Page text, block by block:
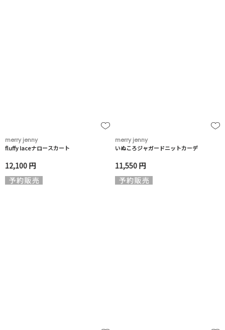
merry jenny
fluffy laceナロースカート
12,100 円
merry jenny
いぬころジャガードニットカーデ
11,550 円